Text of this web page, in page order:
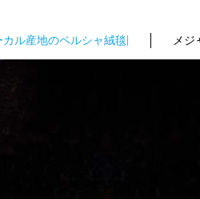
カル産地のペルシャ絨毯| メ